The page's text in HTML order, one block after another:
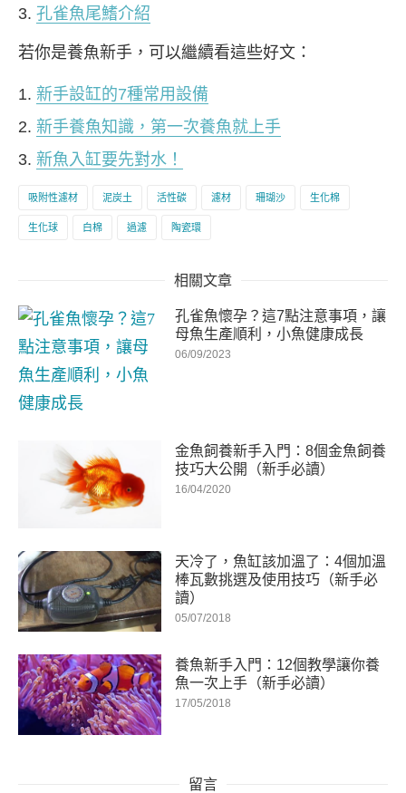
孔雀魚尾鰭介紹
若你是養魚新手，可以繼續看這些好文：
新手設缸的7種常用設備
新手養魚知識，第一次養魚就上手
新魚入缸要先對水！
吸附性濾材 泥炭土 活性碳 濾材 珊瑚沙 生化棉
生化球 白棉 過濾 陶瓷環
相關文章
孔雀魚懷孕？這7點注意事項，讓
母魚生產順利，小魚健康成長
06/09/2023
金魚飼養新手入門：8個金魚飼養
技巧大公開（新手必讀）
16/04/2020
天冷了，魚缸該加溫了：4個加溫
棒瓦數挑選及使用技巧（新手必
讀）
05/07/2018
養魚新手入門：12個教學讓你養
魚一次上手（新手必讀）
17/05/2018
留言